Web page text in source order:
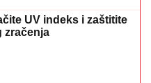
UV indeks i zaštitite
zračenja